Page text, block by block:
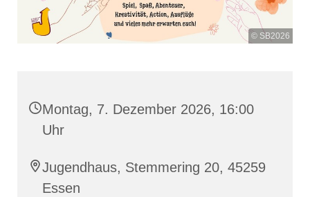
© SB2026
Montag, 7. Dezember 2026, 16:00
Uhr
Jugendhaus, Stemmering 20, 45259
Essen